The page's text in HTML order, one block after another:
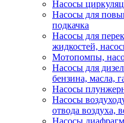
Насосы
Насосы для
подкачка
Насосы для
жидкостей,
Мотопомпы,
Насосы для
бензина, масла,
Насосы
Насосы
отвода воздуха,
Насосы